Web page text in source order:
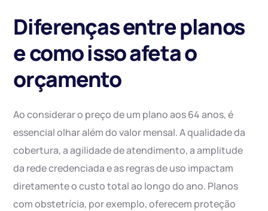
Diferenças entre planos
e como isso afeta o
orçamento
Ao considerar o preço de um plano aos 64 anos, é
essencial olhar além do valor mensal. A qualidade da
cobertura, a agilidade de atendimento, a amplitude
da rede credenciada e as regras de uso impactam
diretamente o custo total ao longo do ano. Planos
com obstetrícia, por exemplo, oferecem proteção